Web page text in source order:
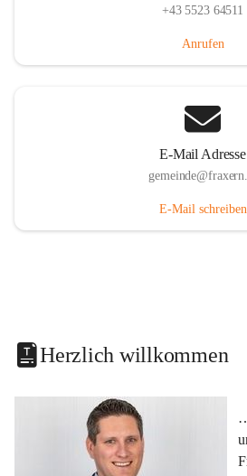
+43 5523 64511
Anrufen
E-Mail Adresse
E-Mail schreiben
Herzlich willkommen